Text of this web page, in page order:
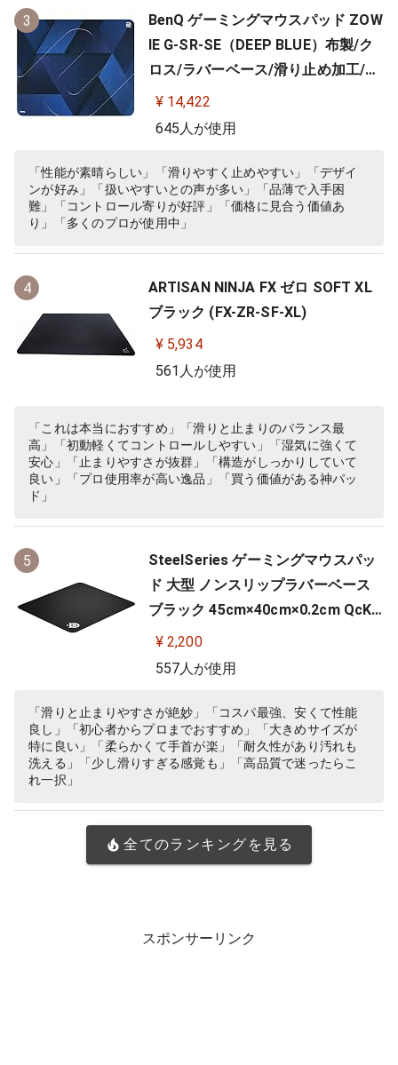
3
BenQ ゲーミングマウスパッド ZOW
IE G-SR-SE（DEEP BLUE）布製/ク
ロス/ラバーベース/滑り止め加工/10
0%フルフラット/3.5ｍｍ
¥ 14,422
645人が使用
「性能が素晴らしい」「滑りやすく止めやすい」「デザイ
ンが好み」「扱いやすいとの声が多い」「品薄で入手困
難」「コントロール寄りが好評」「価格に見合う価値あ
り」「多くのプロが使用中」
4
ARTISAN NINJA FX ゼロ SOFT XL
ブラック (FX-ZR-SF-XL)
¥ 5,934
561人が使用
「これは本当におすすめ」「滑りと止まりのバランス最
高」「初動軽くてコントロールしやすい」「湿気に強くて
安心」「止まりやすさが抜群」「構造がしっかりしていて
良い」「プロ使用率が高い逸品」「買う価値がある神パッ
ド」
5
SteelSeries ゲーミングマウスパッ
ド 大型 ノンスリップラバーベース
ブラック 45cm×40cm×0.2cm QcK
+ 63003
¥ 2,200
557人が使用
「滑りと止まりやすさが絶妙」「コスパ最強、安くて性能
良し」「初心者からプロまでおすすめ」「大きめサイズが
特に良い」「柔らかくて手首が楽」「耐久性があり汚れも
洗える」「少し滑りすぎる感覚も」「高品質で迷ったらこ
れ一択」
全てのランキングを見る
スポンサーリンク